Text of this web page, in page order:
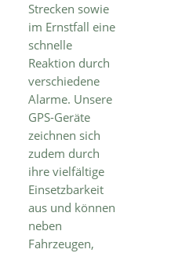
Strecken sowie
im Ernstfall eine
schnelle
Reaktion durch
verschiedene
Alarme. Unsere
GPS-Geräte
zeichnen sich
zudem durch
ihre vielfältige
Einsetzbarkeit
aus und können
neben
Fahrzeugen,